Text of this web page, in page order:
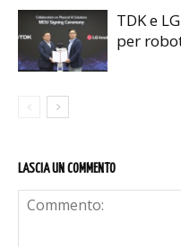
TDK e
per
LASCIA UN COMMENTO